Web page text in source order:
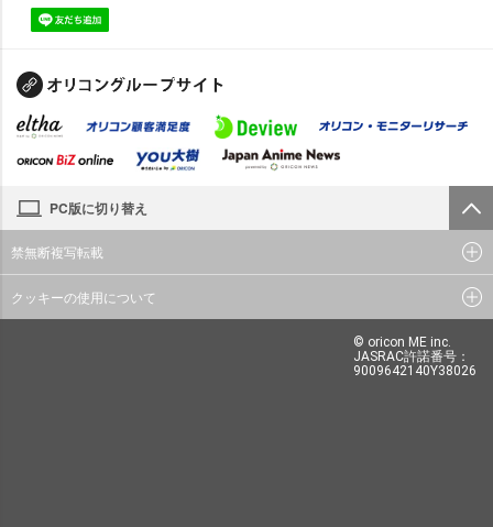
PC版に切り替え
禁無断複写転載
クッキーの使用について
© oricon ME inc.
JASRAC許諾番号：
9009642140Y38026